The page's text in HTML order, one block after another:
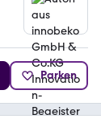
Parken